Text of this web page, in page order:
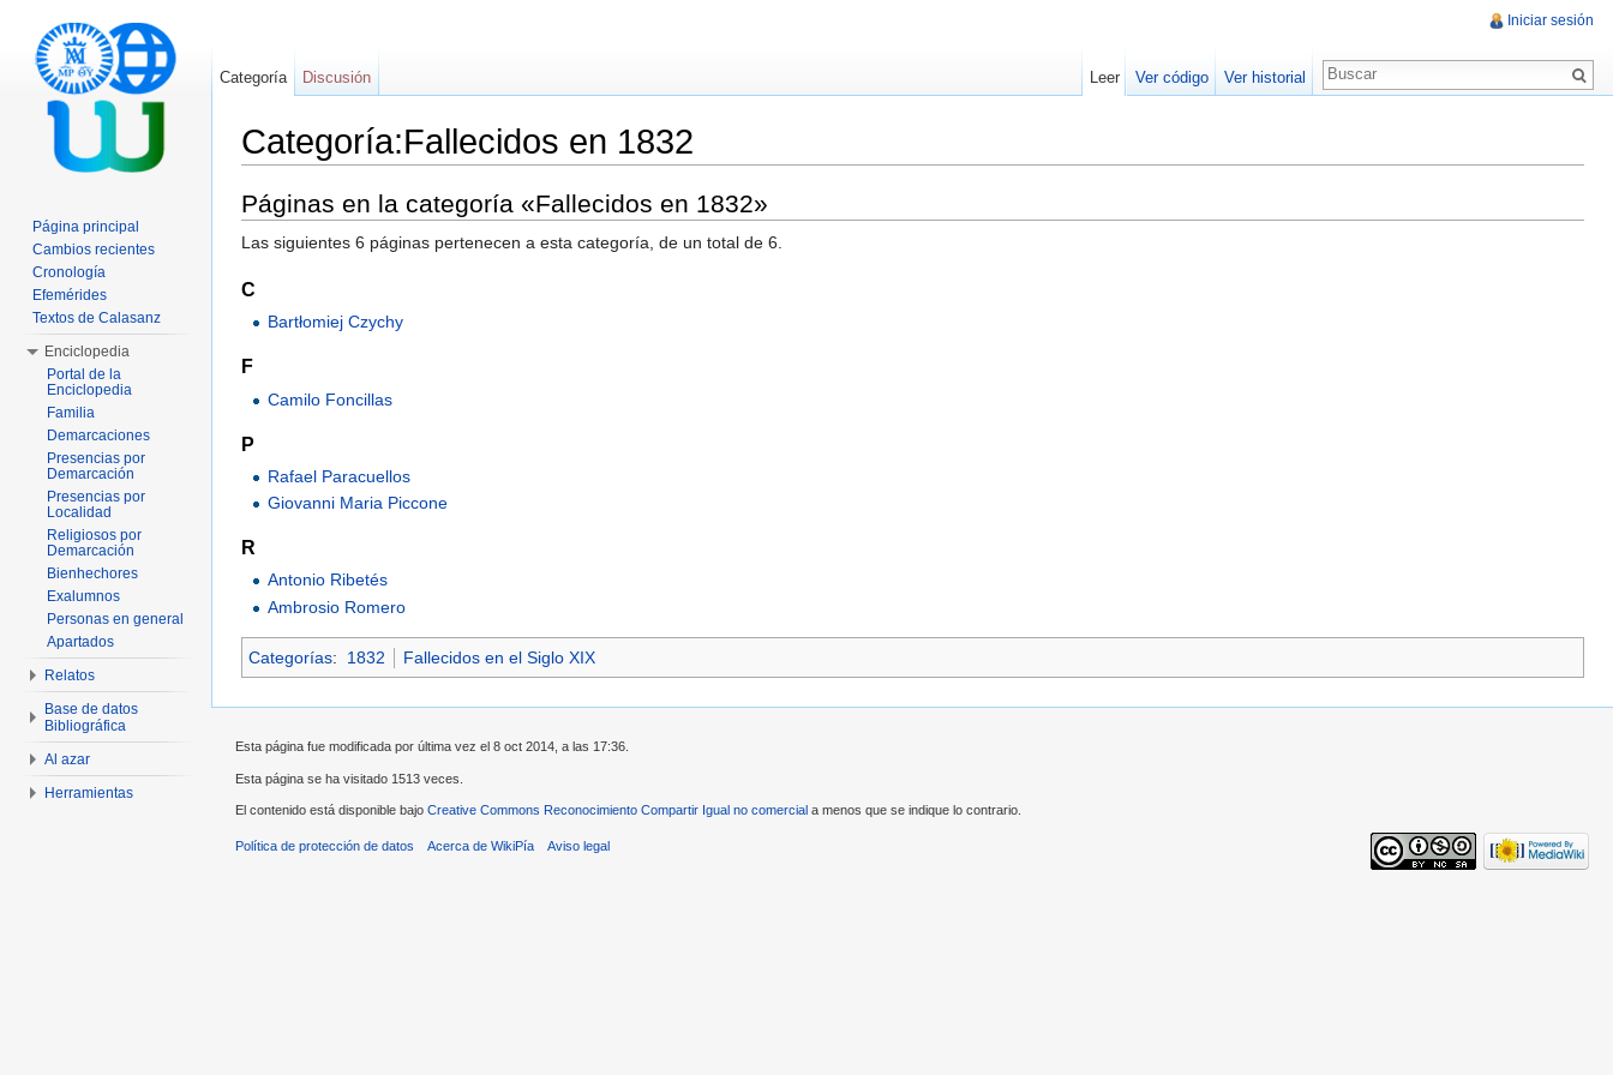
Categoría:Fallecidos en 1832
Páginas en la categoría «Fallecidos en 1832»
Las siguientes 6 páginas pertenecen a esta categoría, de un total de 6.
C
Bartłomiej Czychy
F
Camilo Foncillas
P
Rafael Paracuellos
Giovanni Maria Piccone
R
Antonio Ribetés
Ambrosio Romero
Categorías: 1832 Fallecidos en el Siglo XIX
Iniciar sesión
Categoría Discusión Leer Ver código Ver historial
Página principal
Cambios recientes
Cronología
Efemérides
Textos de Calasanz
Enciclopedia
Portal de la
Enciclopedia
Familia
Demarcaciones
Presencias por
Demarcación
Presencias por
Localidad
Religiosos por
Demarcación
Bienhechores
Exalumnos
Personas en general
Apartados
Relatos
Base de datos
Bibliográfica
Al azar
Herramientas
Esta página fue modificada por última vez el 8 oct 2014, a las 17:36.
Esta página se ha visitado 1513 veces.
El contenido está disponible bajo Creative Commons Reconocimiento Compartir Igual no comercial a menos que se indique lo contrario.
Política de protección de datos Acerca de WikiPía Aviso legal